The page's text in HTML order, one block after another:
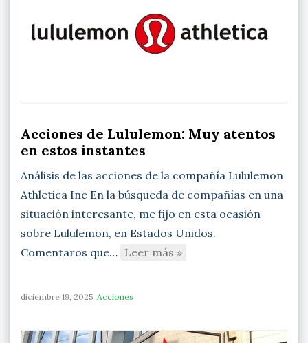
Acciones de Lululemon: Muy atentos
en estos instantes
Análisis de las acciones de la compañía Lululemon
Athletica Inc En la búsqueda de compañías en una
situación interesante, me fijo en esta ocasión
sobre Lululemon, en Estados Unidos.
Comentaros que… Leer más »
diciembre 19, 2025 Acciones